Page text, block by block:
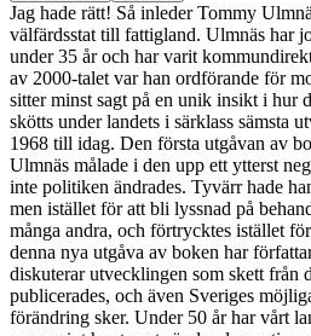
Jag hade rätt! Så inleder Tommy
välfärdsstat till fattigland. Ulmnäs har
under 35 år och har varit
av 2000-talet var han ordförande för
sitter minst sagt på en unik insikt i hur
skötts under landets i särklass sämsta
1968 till idag. Den första utgåvan av
Ulmnäs målade i den upp ett ytterst
inte politiken ändrades. Tyvärr hade
men istället för att bli lyssnad på
många andra, och förtrycktes istället
denna nya utgåva av boken har
diskuterar utvecklingen som skett från
publicerades, och även Sveriges
förändring sker. Under 50 år har vårt